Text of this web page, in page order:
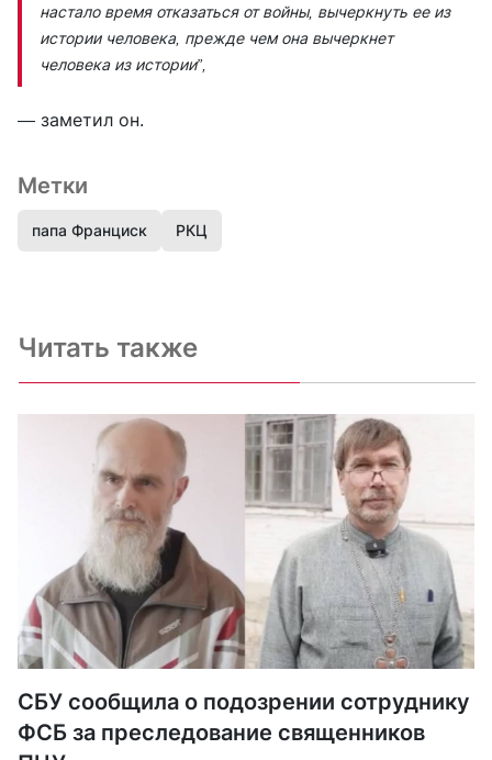
настало время отказаться от войны, вычеркнуть ее из
истории человека, прежде чем она вычеркнет
человека из истории”,
— заметил он.
Метки
папа Франциск РКЦ
Читать также
СБУ сообщила о подозрении сотруднику
ФСБ за преследование священников